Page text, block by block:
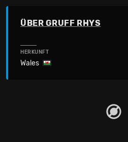
ÜBER GRUFF RHYS
HERKUNFT
Wales